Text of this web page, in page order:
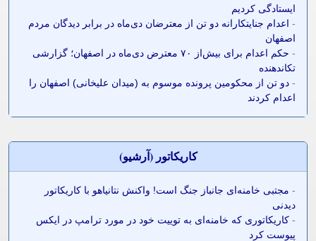
ایستادگی کردیم
- اعدام جنایتکارانه دو تن از معترضان دی‌ماه در برابر دیدگان مردم
اصفهان
-
حکم اعدام برای بیش‌از ۷۰ معترض دی‌ماه در اصفهان؛ گزارشی
تکاندهنده
- دو تن از محکومین پرونده موسوم به (میدان علیخانی) اصفهان را
اعدام کردند
کاريکاتور (آرشيو)
- مجتبی خامنه‌ای جانباز جنگ است! واکنش نتانیاهو با کاریکاتور
دیدنی
- کاریکاتوری که خامنه‌ای به توییت خود در مورد ترامپ در ایکس
پیوست کرد